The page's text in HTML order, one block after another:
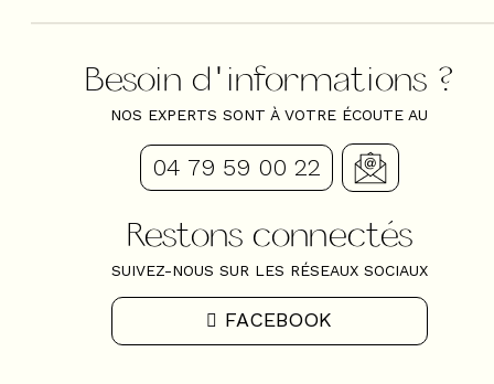
Besoin d'informations ?
NOS EXPERTS SONT À VOTRE ÉCOUTE AU
04 79 59 00 22
Restons connectés
SUIVEZ-NOUS SUR LES RÉSEAUX SOCIAUX
FACEBOOK